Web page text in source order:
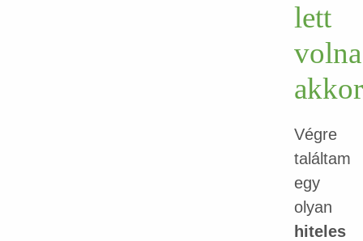
lett
volna
Végre
találtam
egy
olyan
hiteles